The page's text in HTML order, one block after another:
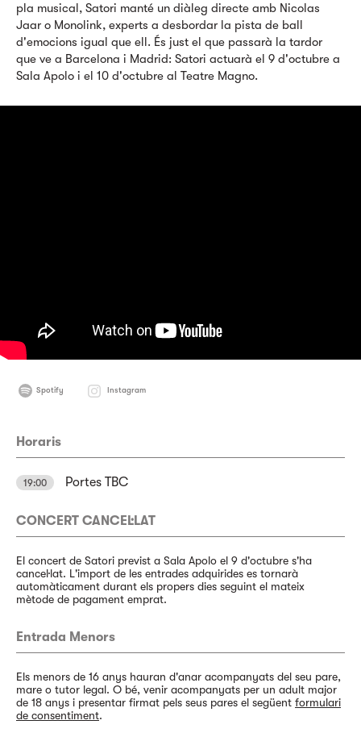
pla musical, Satori manté un diàleg directe amb Nicolas
Jaar o Monolink, experts a desbordar la pista de ball
d'emocions igual que ell. És just el que passarà la tardor
que ve a Barcelona i Madrid: Satori actuarà el 9 d'octubre a
Sala Apolo i el 10 d'octubre al Teatre Magno.
Spotify Instagram
Horaris
19:00 Portes TBC
CONCERT CANCEL·LAT
El concert de Satori previst a Sala Apolo el 9 d'octubre s'ha
cancel·lat. L'import de les entrades adquirides es tornarà
automàticament durant els propers dies seguint el mateix
mètode de pagament emprat.
Entrada Menors
Els menors de 16 anys hauran d'anar acompanyats del seu pare,
mare o tutor legal. O bé, venir acompanyats per un adult major
de 18 anys i presentar firmat pels seus pares el següent formulari
de consentiment.